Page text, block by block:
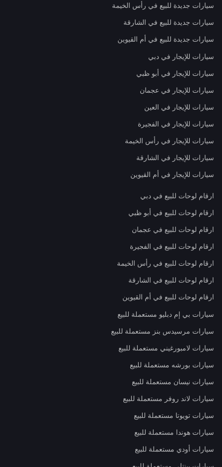
سيارات جديدة للبيع في رأس الخيمة
سيارات جديدة للبيع في الشارقة
سيارات جديدة للبيع في أم القيوين
سيارات للإيجار في دبي
سيارات للإيجار في أبو ظبي
سيارات للإيجار في عجمان
سيارات للإيجار في العين
سيارات للإيجار في الفجيرة
سيارات للإيجار في رأس الخيمة
سيارات للإيجار في الشارقة
سيارات للإيجار في أم القيوين
ارقام لوحات للبيع في دبي
ارقام لوحات للبيع في أبو ظبي
ارقام لوحات للبيع في عجمان
ارقام لوحات للبيع في الفجيرة
ارقام لوحات للبيع في رأس الخيمة
ارقام لوحات للبيع في الشارقة
ارقام لوحات للبيع في أم القيوين
سيارات بي إم دبليو مستعملة للبيع
سيارات مرسيدس بنز مستعملة للبيع
سيارات لامبورغيني مستعملة للبيع
سيارات بورشه مستعملة للبيع
سيارات نيسان مستعملة للبيع
سيارات لاند روفر مستعملة للبيع
سيارات تويوتا مستعملة للبيع
سيارات هوندا مستعملة للبيع
سيارات أودي مستعملة للبيع